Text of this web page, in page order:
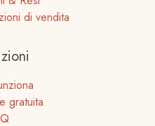
di vendita
gratuita